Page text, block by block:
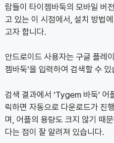
람들이 타이젬바둑의 모바일 버
고 있는 이 시점에서, 설치 방법
고자 합니다.
안드로이드 사용자는 구글 플레
젬바둑’을 입력하여 검색할 수 있
검색 결과에서 ‘Tygem 바둑’ 어
릭하면 자동으로 다운로드가 진
며, 어플의 용량도 크지 않기 때
다는 점이 잘 알려져 있습니다.